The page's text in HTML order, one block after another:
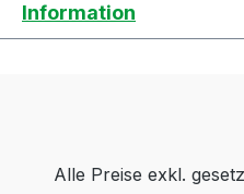
Information
Alle Preise exkl.